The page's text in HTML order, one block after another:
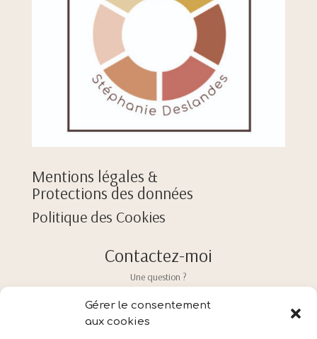
Gérer le consentement
aux cookies
Mentions légales &
Protections des données
Politique des Cookies
Contactez-moi
Une question ?
Un commentaire ?